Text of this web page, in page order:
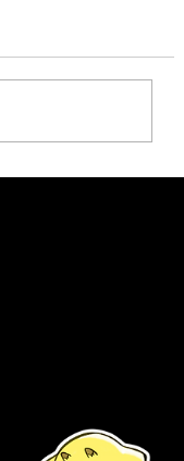
tạo hết "mực"!